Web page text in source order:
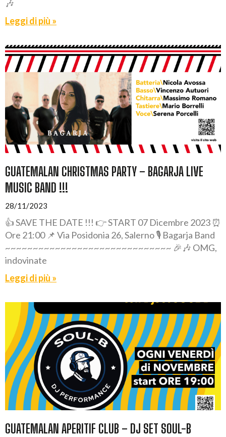
🎶
Leggi di più »
GUATEMALAN CHRISTMAS PARTY – BAGARJA LIVE
MUSIC BAND !!!
28/11/2023
👍 SAVE THE DATE !!! 👉 START 07 Dicembre 2023 ⏰
Ore 21:00 📌 Via Posidonia 26, Salerno 🎙️ Bagarja Band
~~~~~~~~~~~~~~~~~~~~~~~~~~~~~~ 🎉🎶 OMG,
indovinate
Leggi di più »
GUATEMALAN APERITIF CLUB – DJ SET SOUL-B